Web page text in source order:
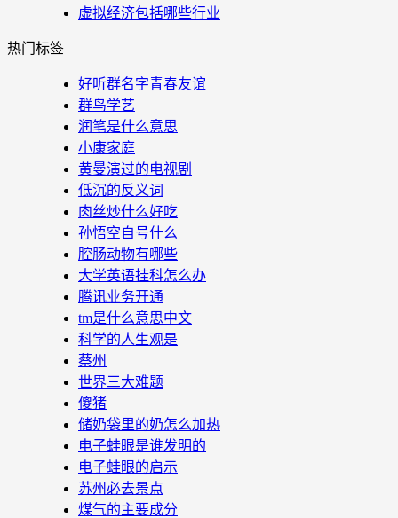
虚拟经济包括哪些行业
热门标签
好听群名字青春友谊
群鸟学艺
润笔是什么意思
小康家庭
黄曼演过的电视剧
低沉的反义词
肉丝炒什么好吃
孙悟空自号什么
腔肠动物有哪些
大学英语挂科怎么办
腾讯业务开通
tm是什么意思中文
科学的人生观是
蔡州
世界三大难题
傻猪
储奶袋里的奶怎么加热
电子蛙眼是谁发明的
电子蛙眼的启示
苏州必去景点
煤气的主要成分